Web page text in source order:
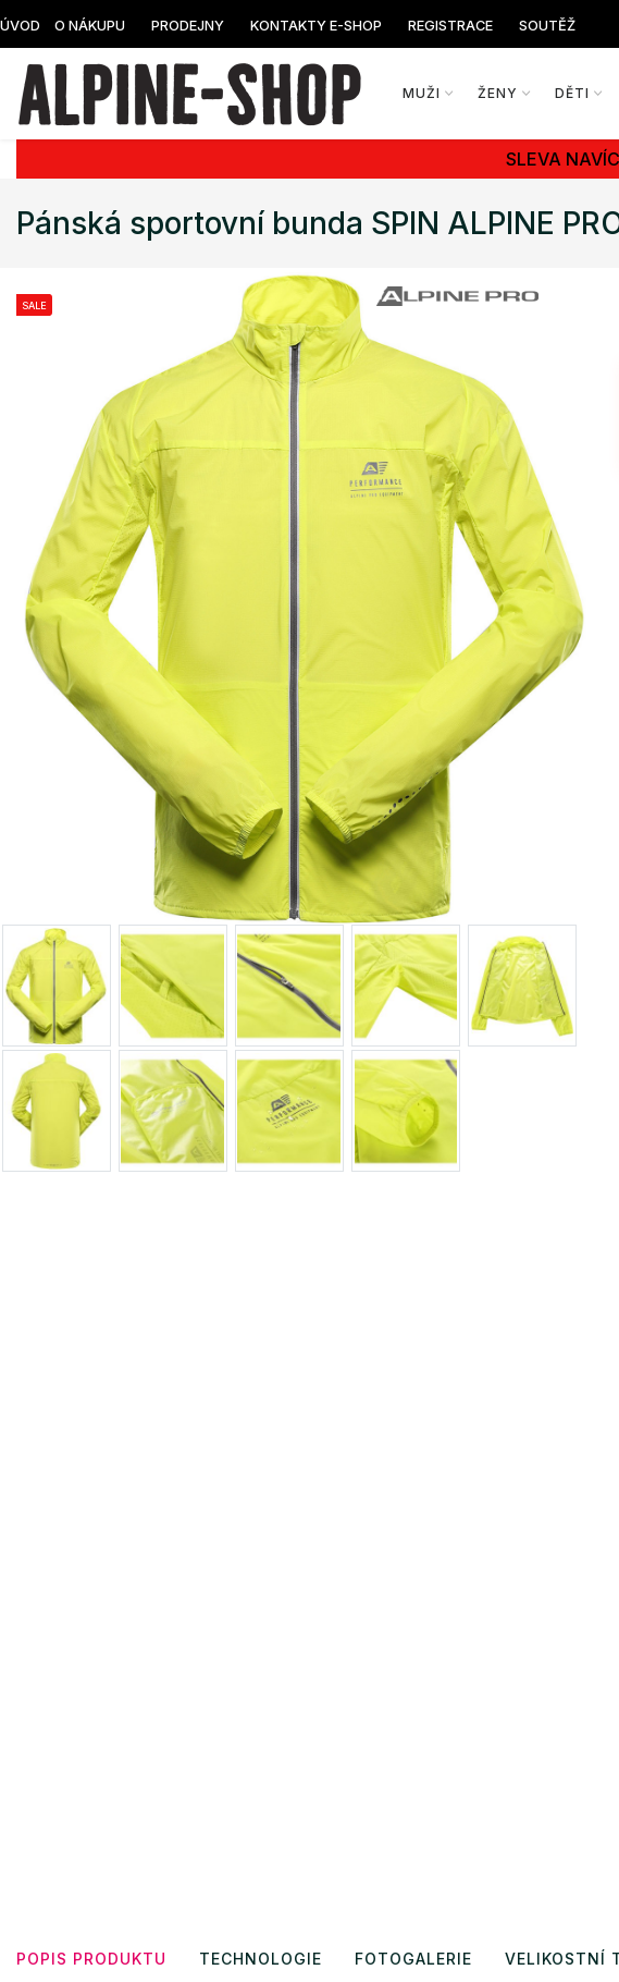
ÚVOD O NÁKUPU PRODEJNY KONTAKTY E-SHOP REGISTRACE SOUTĚŽ
MUŽI ŽENY DĚTI
SLEVA
Pánská sportovní bunda SPIN ALPINE
SALE
POPIS PRODUKTU TECHNOLOGIE FOTOGALERIE VELIKOSTNÍ